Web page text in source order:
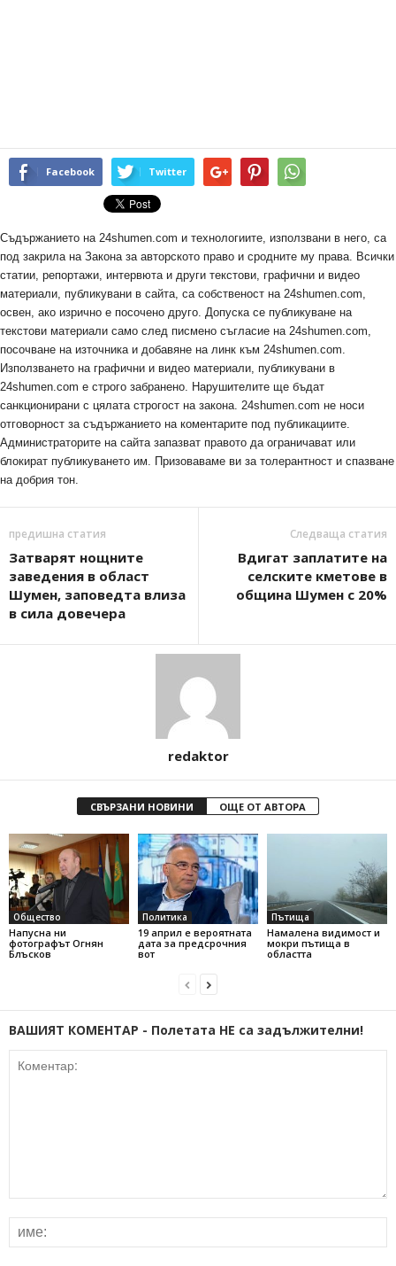
Facebook Twitter
Съдържанието на 24shumen.com и технологиите, използвани в него, са
под закрила на Закона за авторското право и сродните му права. Всички
статии, репортажи, интервюта и други текстови, графични и видео
материали, публикувани в сайта, са собственост на 24shumen.com,
освен, ако изрично е посочено друго. Допуска се публикуване на
текстови материали само след писмено съгласие на 24shumen.com,
посочване на източника и добавяне на линк към 24shumen.com.
Използването на графични и видео материали, публикувани в
24shumen.com е строго забранено. Нарушителите ще бъдат
санкционирани с цялата строгост на закона. 24shumen.com не носи
отговорност за съдържанието на коментарите под публикациите.
Администраторите на сайта запазват правото да ограничават или
блокират публикуването им. Призоваваме ви за толерантност и спазване
на добрия тон.
предишна статия
Затварят нощните
заведения в област
Шумен, заповедта влиза
в сила довечера
Следваща статия
Вдигат заплатите на
селските кметове в
община Шумен с 20%
redaktor
СВЪРЗАНИ НОВИНИ ОЩЕ ОТ АВТОРА
Общество
Напусна ни
фотографът Огнян
Блъсков
Политика
19 април е вероятната
дата за предсрочния
вот
Пътища
Намалена видимост и
мокри пътища в
областта
ВАШИЯТ КОМЕНТАР - Полетата НЕ са задължителни!